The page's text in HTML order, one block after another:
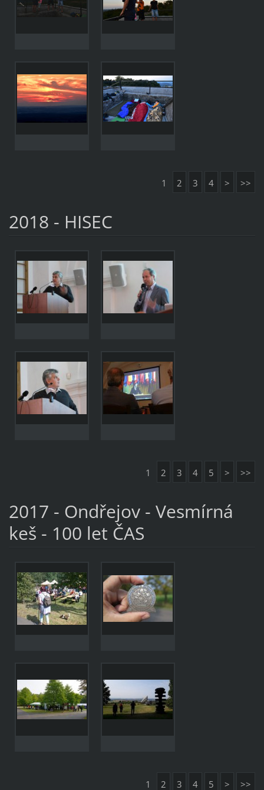
1 2 3 4 > >>
2018 - HISEC
1 2 3 4 5 > >>
2017 - Ondřejov - Vesmírná
keš - 100 let ČAS
1 2 3 4 5 > >>